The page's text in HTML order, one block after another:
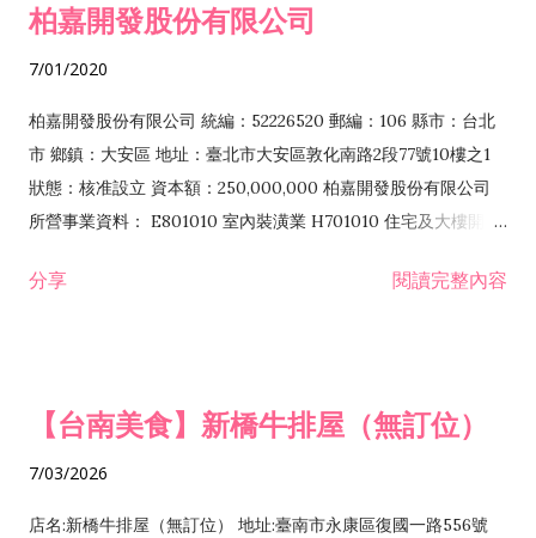
柏嘉開發股份有限公司
7/01/2020
柏嘉開發股份有限公司 統編：52226520 郵編：106 縣市：台北
市 鄉鎮：大安區 地址：臺北市大安區敦化南路2段77號10樓之1
狀態：核准設立 資本額：250,000,000 柏嘉開發股份有限公司
所營事業資料： E801010 室內裝潢業 H701010 住宅及大樓開發
發業 H703090 不動產買賣業 H703100 不動產租賃業 I503010
分享 閱讀完整內容
【台南美食】新橋牛排屋（無訂位）
7/03/2026
店名:新橋牛排屋（無訂位） 地址:臺南市永康區復國一路556號